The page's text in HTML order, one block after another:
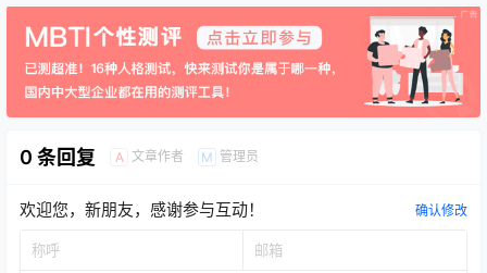
0 条回复 A 文章作者 M 管理员
欢迎您，新朋友，感谢参与互动！ 确认修改